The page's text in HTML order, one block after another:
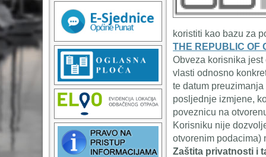
koristiti kao bazu za
THE REPUBLIC OF
Obveza korisnika
vlasti odnosno
te datum
posljednje izmjene,
poveznicu na
Korisniku nije
otvorenim podacima)
Zaštita privatnosti i